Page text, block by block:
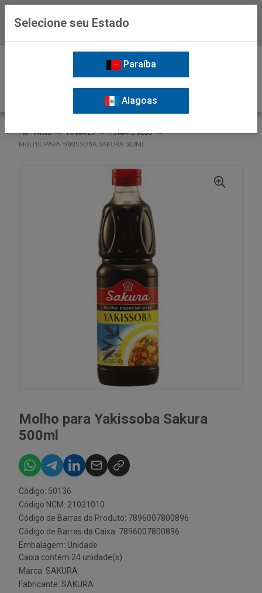
INÍCIO TOMATES
TOMATE SECO
MOLHO PARA YAKISSOBA SAKURA 500ML
Molho para Yakissoba Sakura
500ml
Código: 50136
Código NCM: 21031010
Código de Barras do Produto: 7896007800896
Código de Barras da Caixa: 7896007800896
Embalagem: Unidade
Caixa contém 24 unidade(s)
Marca: SAKURA
Fabricante: SAKURA
Selecione seu Estado
Paraíba
Alagoas